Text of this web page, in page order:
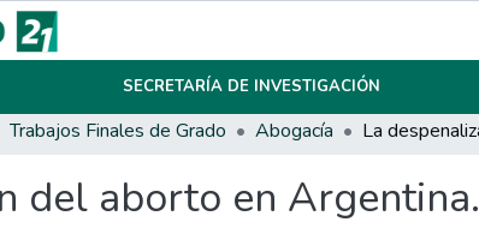
SECRETARÍA DE INVESTIGACIÓN
Trabajos Finales de Grado Abogacía
del aborto en Argentina.